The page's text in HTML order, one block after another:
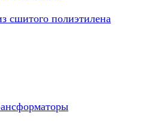
сшитого полиэтилена